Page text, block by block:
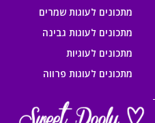
מתכונים לעוגות שמרים
מתכונים לעוגות גבינה
מתכונים לעוגיות
מתכונים לעוגות פרווה